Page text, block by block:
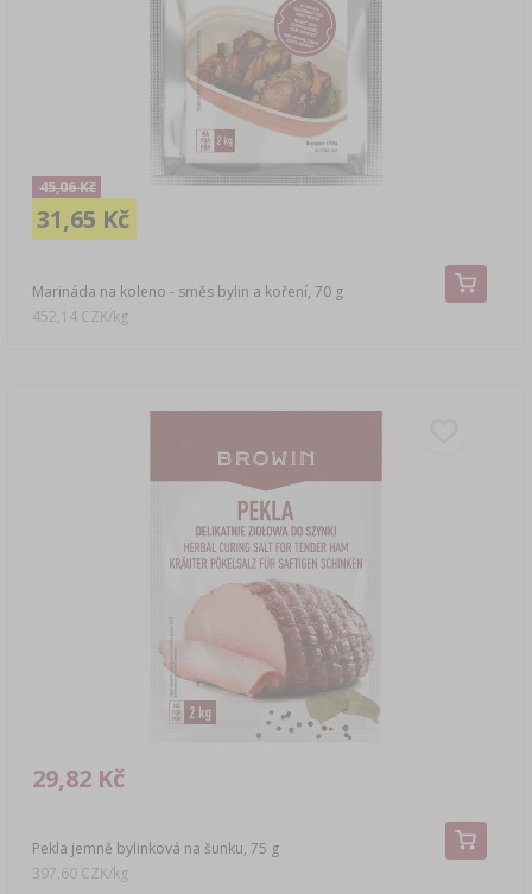
Marináda na koleno - směs bylin a koření, 70 g
45,06 Kč
31,65 Kč
452,14 CZK/kg
Pekla jemně bylinková na šunku, 75 g
29,82 Kč
397,60 CZK/kg